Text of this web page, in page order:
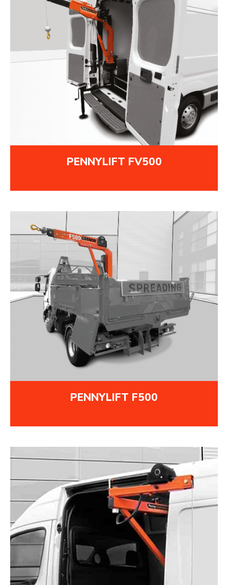
PENNYLIFT FV500
PENNYLIFT F500